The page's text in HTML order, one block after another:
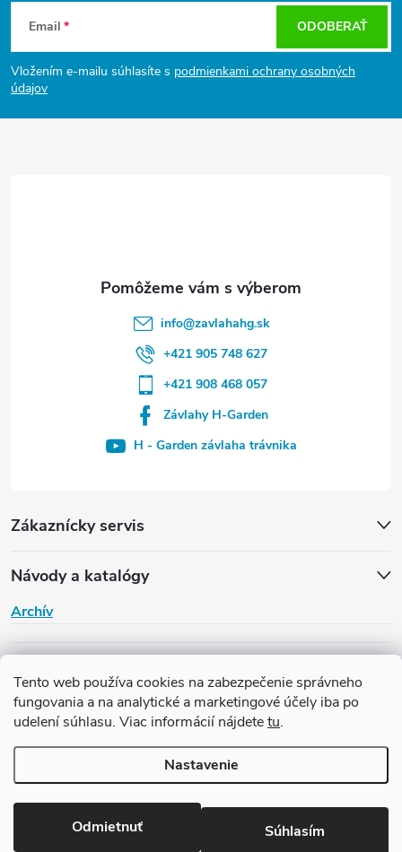
Tento web používa cookies na zabezpečenie správneho
fungovania a na analytické a marketingové účely iba po
udelení súhlasu. Viac informácií nájdetetu.
Nastavenie
Odmietnuť Súhlasím
e
Email
Vložením e-mailu súhlasíte s podmienkami ochrany osobných
údajov
ODOBERAŤ
Zákaznícky servis
Návody a katalógy
Archív
info@zavlahahg.sk
+421 905 748 627
+421 908 468 057
Závlahy H-Garden
H - Garden závlaha trávnika
nastavenie cookies